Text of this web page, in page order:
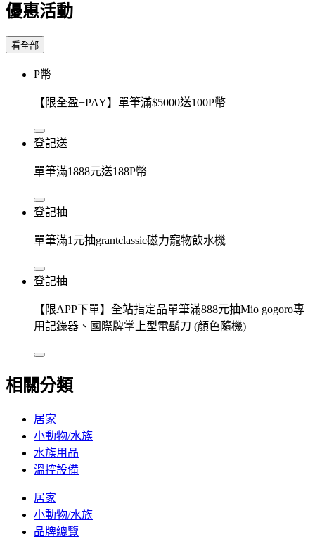
優惠活動
看全部
P幣
【限全盈+PAY】單筆滿$5000送100P幣
登記送
單筆滿1888元送188P幣
登記抽
單筆滿1元抽grantclassic磁力寵物飲水機
登記抽
【限APP下單】全站指定品單筆滿888元抽Mio gogoro專
用記錄器、國際牌掌上型電鬍刀 (顏色隨機)
相關分類
居家
小動物/水族
水族用品
溫控設備
居家
小動物/水族
品牌總覽